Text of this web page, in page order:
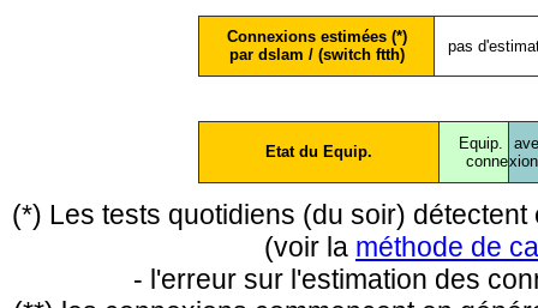
Connexions estimées (*)
par dslam / (switch ftth)
pas
Etat du Equip.
Equip.
conne
(*) Les tests quotidiens (du soir)
(voir la méthode de
- l'erreur sur l'estimation des